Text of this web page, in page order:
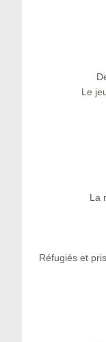
Le
La
Réfugiés et